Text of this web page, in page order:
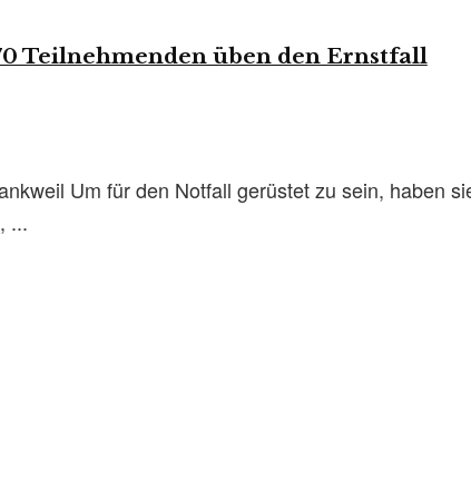
Teilnehmenden üben den Ernstfall
Um für den Notfall gerüstet zu sein, haben
...